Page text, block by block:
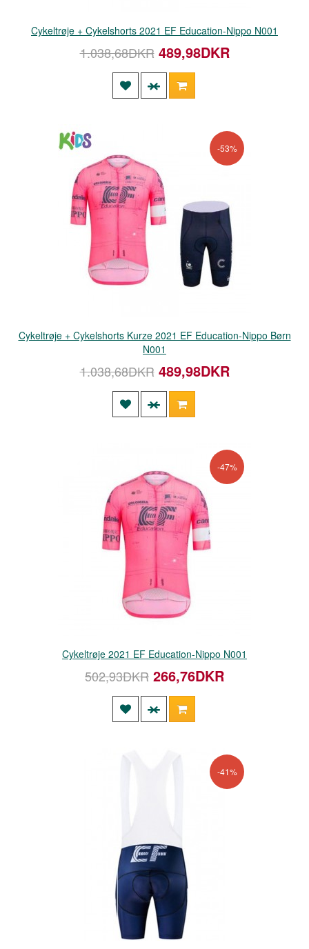
Cykeltrøje + Cykelshorts 2021 EF Education-Nippo N001
1.038,68DKR 489,98DKR
-53%
Cykeltrøje + Cykelshorts Kurze 2021 EF Education-Nippo Børn
N001
1.038,68DKR 489,98DKR
-47%
Cykeltrøje 2021 EF Education-Nippo N001
502,93DKR 266,76DKR
-41%